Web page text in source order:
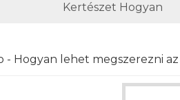
Kertészet Hogyan
- Hogyan lehet megszerezni